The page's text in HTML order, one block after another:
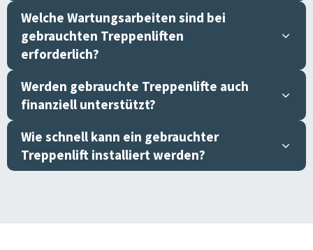
Welche Wartungsarbeiten sind bei
gebrauchten Treppenliften
erforderlich?
Werden gebrauchte Treppenlifte auch
finanziell unterstützt?
Wie schnell kann ein gebrauchter
Treppenlift installiert werden?